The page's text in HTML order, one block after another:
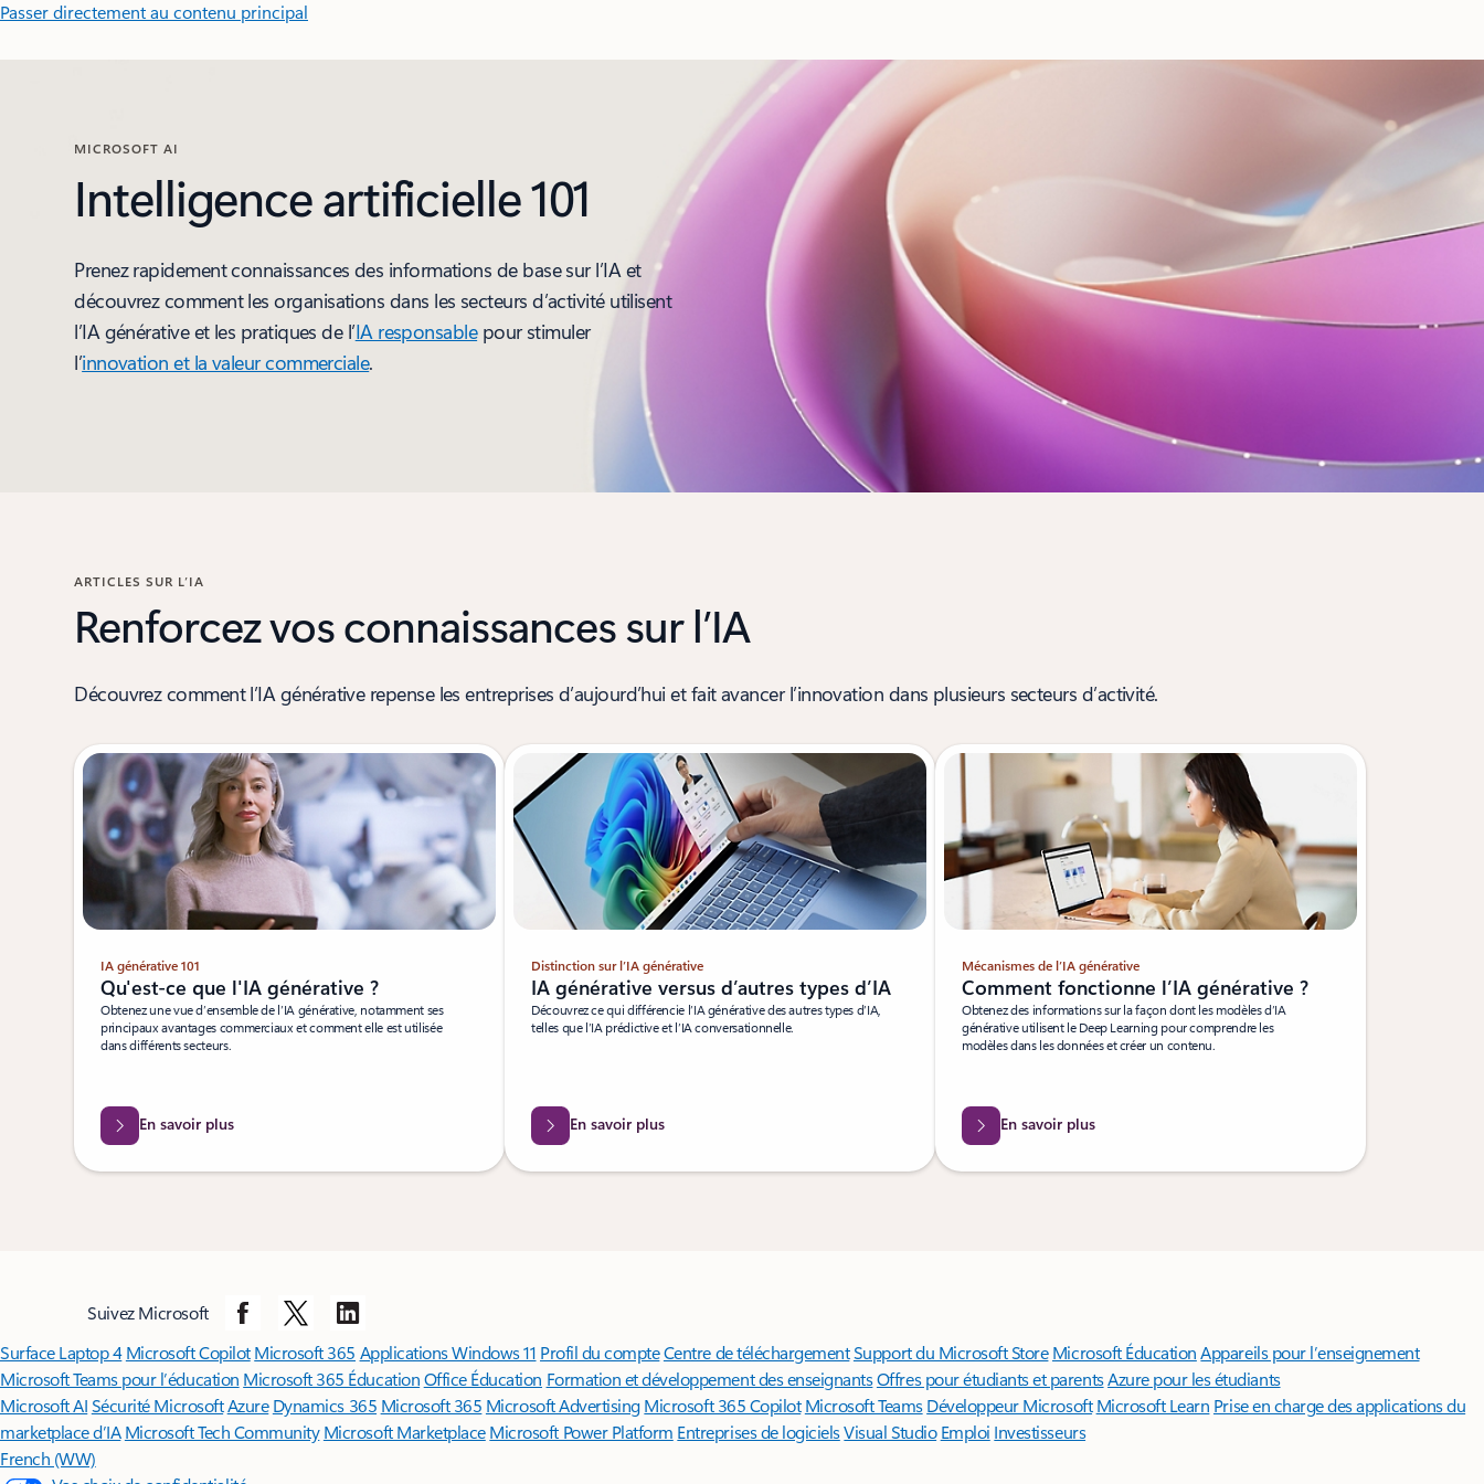
Passer directement au contenu principal
MICROSOFT AI
Intelligence artificielle 101
Prenez rapidement connaissances des informations de base sur l’IA et
découvrez comment les organisations dans les secteurs d’activité utilisent
l’IA générative et les pratiques de l’IA responsablepour stimuler
l’innovation et la valeur commerciale.
ARTICLES SUR L’IA
Renforcez vos connaissances sur l’IA
Découvrez comment l’IA générative repense les entreprises d’aujourd’hui et fait avancer l’innovation dans plusieurs secteurs d’activité.
IA générative 101
Qu'est-ce que l'IA générative ?
Obtenez une vue d’ensemble de l’IA générative, notamment ses
principaux avantages commerciaux et comment elle est utilisée
dans différents secteurs.
En savoir plus
Distinction sur l’IA générative
IA générative versus d’autres types d’IA
Découvrez ce qui différencie l’IA générative des autres types d’IA,
telles que l’IA prédictive et l’IA conversationnelle.
En savoir plus
Mécanismes de l’IA générative
Comment fonctionne l’IA générative ?
Obtenez des informations sur la façon dont les modèles d’IA
générative utilisent le Deep Learning pour comprendre les
modèles dans les données et créer un contenu.
En savoir plus
Suivez Microsoft
Surface Laptop 4 Microsoft Copilot Microsoft 365 Applications Windows 11 Profil du compteCentre de téléchargementSupport du Microsoft Store Microsoft Éducation Appareils pour l’enseignement
Microsoft Teams pour l’éducation Microsoft 365 ÉducationOffice Éducation Formation et développement des enseignantsOffres pour étudiants et parentsAzure pour les étudiants
Microsoft AISécurité MicrosoftAzure Dynamics 365 Microsoft 365 Microsoft AdvertisingMicrosoft 365 Copilot Microsoft Teams Développeur Microsoft Microsoft Learn Prise en charge des applications du
marketplace d’IA Microsoft Tech Community Microsoft Marketplace Microsoft Power Platform Entreprises de logicielsVisual Studio Emploi Investisseurs
French (WW)